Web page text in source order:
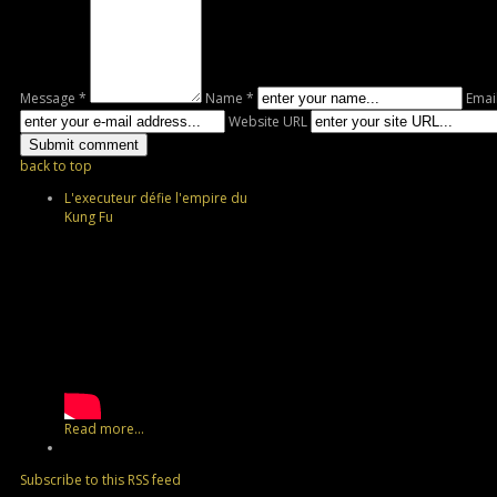
Message * Name *
Website URL
back to top
L'executeur défie l'empire du
Kung Fu
Read more...
Subscribe to this RSS feed